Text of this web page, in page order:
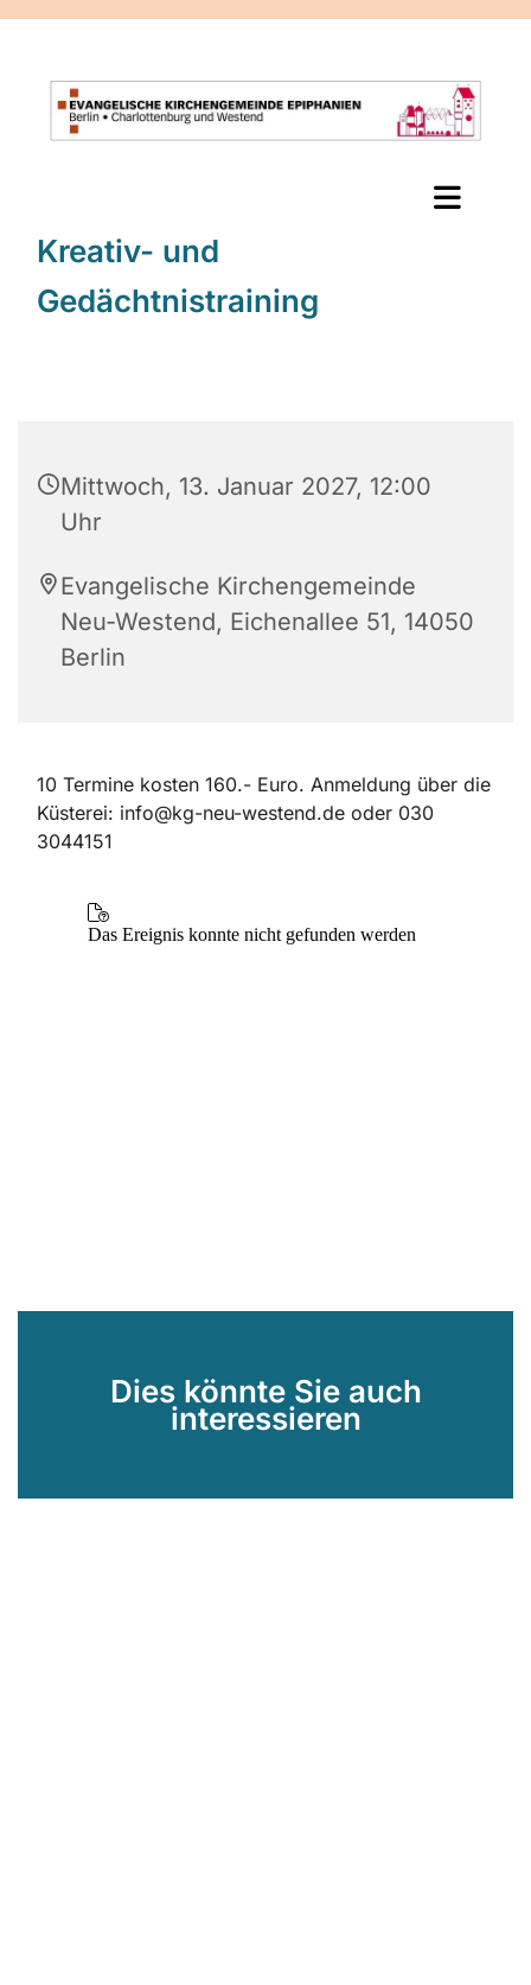
Kreativ- und
Gedächtnistraining
Mittwoch, 13. Januar 2027, 12:00
Uhr
Evangelische Kirchengemeinde
Neu-Westend, Eichenallee 51, 14050
Berlin
10 Termine kosten 160.- Euro. Anmeldung über die
Küsterei: info@kg-neu-westend.de oder 030
3044151
Dies könnte Sie auch
interessieren